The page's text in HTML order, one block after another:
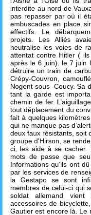
interdite au nord de
pas repasser par où il
embuscades en place
effectifs. Le
projets. Les Alliés
neutralise les voies de
attentat contre Hitler (
après le 6 juin). le 7 juin
détruire un train de
Crépy-Couvron,
Nogent-sous -Coucy. Sa
tant la garde est
chemin de fer.
tout déplacement du
fait à quelques
qui ne manque pas
deux faux résistants, soit
groupe d’Hirson, se
ci, les aide à se cacher.
mots de passe que
Informations qu’ils ont
par les services de
la Gestapo se sont
membres de celui-ci qui
soldat allemand
accessoires de
Gautier est encore là. Le